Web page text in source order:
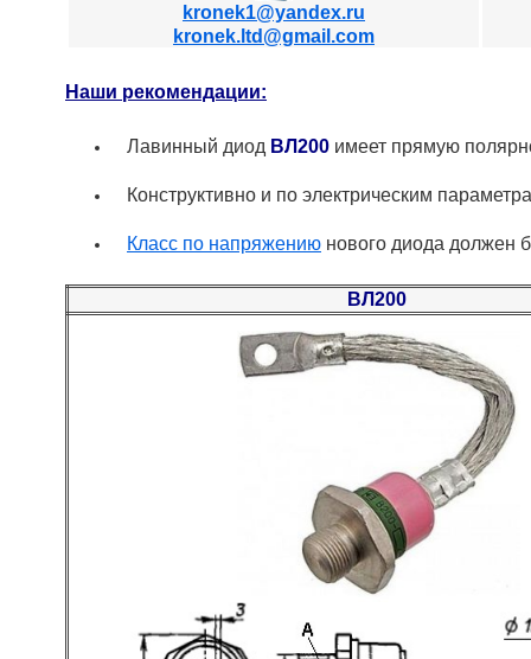
kronek1@yandex.ru
kronek.ltd@gmail.com
Наши рекомендации:
Лавинный диод ВЛ200 имеет прямую
Конструктивно и по электрическим
Класс по напряжению нового диода должен
ВЛ200